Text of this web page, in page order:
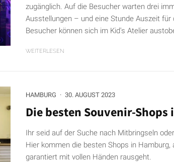
zugänglich. Auf die Besucher warten drei
Ausstellungen – und eine Stunde Auszeit für
Besucher können sich im Kid's Atelier
WEITERLESEN
HAMBURG · 30. AUGUST 2023
Die besten Souvenir-
Ihr seid auf der Suche nach Mitbringseln
Hier kommen die besten Shops in Hamburg,
garantiert mit vollen Händen rausgeht.